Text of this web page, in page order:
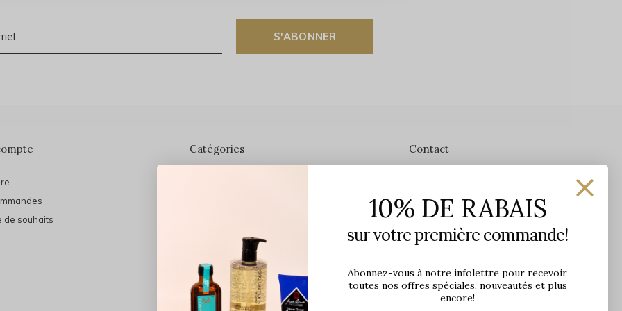
S'ABONNER
de souhaits
Catégories
Soins du visage
Maquillage
Bain et Corps
Contact
1650 avenue Jules-Verne, Local 103
G2G 2R1, Québec, Canada
Lundi: 9h - 17h
Mardi: 9h - 17h
Mercredi: 9h - 18h
10% DE RABAIS
sur votre première commande!
Abonnez-vous à notre infolettre pour recevoir
toutes nos offres spéciales, nouveautés et plus
encore!